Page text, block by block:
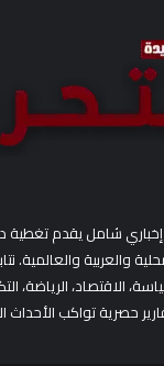
شامل يقدم تغطية
والعربية
الاقتصاد، الرياضة،
حصرية تواكب الأحداث